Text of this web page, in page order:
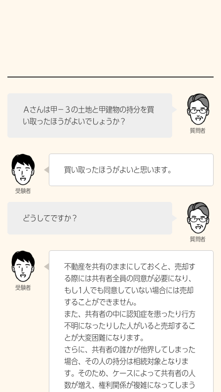
Ａさんは甲－３の土地と甲建物の持分を買
い取ったほうがよいでしょうか？
買い取ったほうがよいと思います。
どうしてですか？
不動産を共有のままにしておくと、売却す
る際には共有者全員の同意が必要になり、
もし1人でも同意していない場合には売却
することができません。
また、共有者の中に認知症を患ったり行方
不明になったりした人がいると売却するこ
とが大変困難になります。
さらに、共有者の誰かが他界してしまった
場合、その人の持分は相続対象となりま
す。そのため、ケースによって共有者の人
数が増え、権利関係が複雑になってしまう